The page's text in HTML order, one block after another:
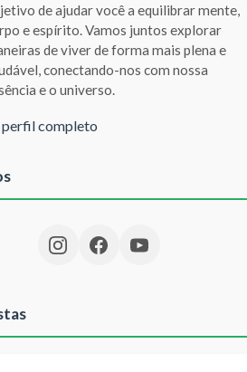
de ajudar você a equilibrar mente,
e espírito. Vamos juntos explorar
de viver de forma mais plena e
conectando-nos com nossa
e o universo.
perfil completo